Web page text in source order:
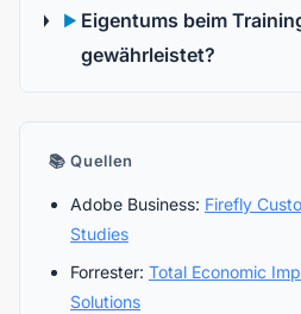
▶ Eigentums beim
gewährleistet?
📚 Quellen
Adobe Business: Firefly
Studies
Forrester: Total Economic
Solutions